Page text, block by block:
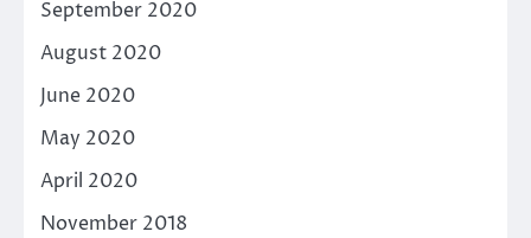
September 2020
August 2020
June 2020
May 2020
April 2020
November 2018